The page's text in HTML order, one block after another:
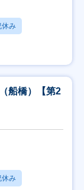
休み
船橋）【第2
休み